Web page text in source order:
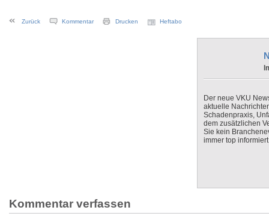
Zurück Kommentar Drucken Heftabo
Der neue VKU
aktuelle
Schadenpraxis,
dem zusätzlichen
Sie kein
immer top
Kommentar verfassen